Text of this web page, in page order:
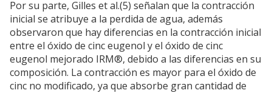
Por su parte, Gilles et al.(5) señalan que la contracción
inicial se atribuye a la perdida de agua, además
observaron que hay diferencias en la contracción inicial
entre el óxido de cinc eugenol y el óxido de cinc
eugenol mejorado IRM®, debido a las diferencias en su
composición. La contracción es mayor para el óxido de
cinc no modificado, ya que absorbe gran cantidad de